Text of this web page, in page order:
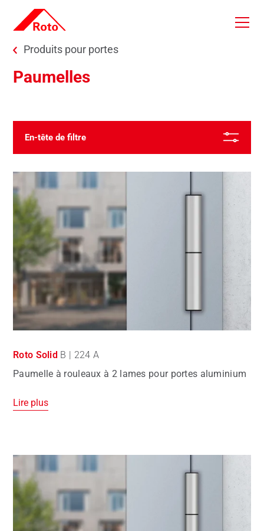
Skip to main content
You are here:
Produits pour portes
Paumelles
Du plus récent
En-tête de filtre
Roto Solid B | 224 A
Paumelle à rouleaux à 2 lames pour portes aluminium
Lire plus